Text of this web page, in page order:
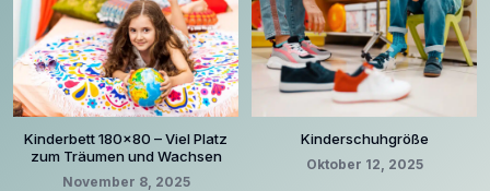
Kinderbett 180×80 – Viel Platz
zum Träumen und Wachsen
November 8, 2025
Kinderschuhgröße
Oktober 12, 2025